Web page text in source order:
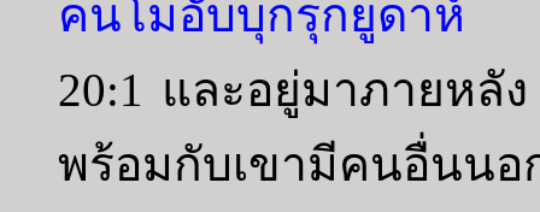
คนโมอับบุกรุกยูดาห์
20:1 และอยู่มาภายหลั
พร้อมกับเขามีคนอื่นน